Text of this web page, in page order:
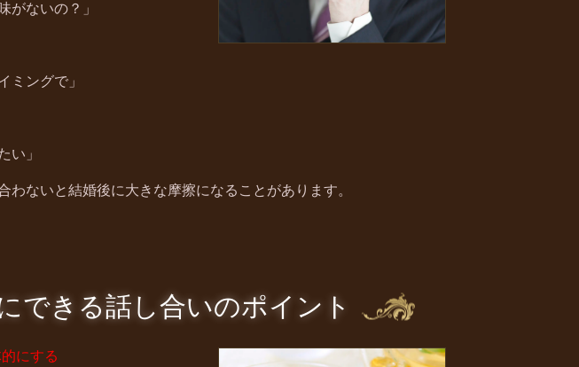
がないの？」
ミングで」
い」
わないと結婚後に大きな摩擦になることがあります。
できる話し合いのポイント
にする